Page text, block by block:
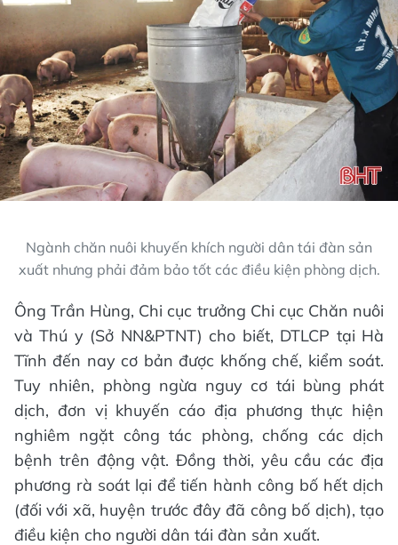
Ngành chăn nuôi khuyến khích người dân tái đàn sản
xuất nhưng phải đảm bảo tốt các điều kiện phòng dịch.
Ông Trần Hùng, Chi cục trưởng Chi cục Chăn nuôi
và Thú y (Sở NN&PTNT) cho biết, DTLCP tại Hà
Tĩnh đến nay cơ bản được khống chế, kiểm soát.
Tuy nhiên, phòng ngừa nguy cơ tái bùng phát
dịch, đơn vị khuyến cáo địa phương thực hiện
nghiêm ngặt công tác phòng, chống các dịch
bệnh trên động vật. Đồng thời, yêu cầu các địa
phương rà soát lại để tiến hành công bố hết dịch
(đối với xã, huyện trước đây đã công bố dịch), tạo
điều kiện cho người dân tái đàn sản xuất.